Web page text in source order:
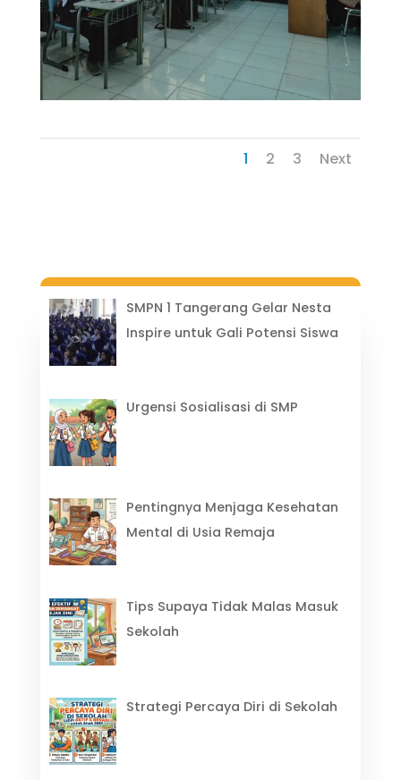
1 2 3 Next
SMPN 1 Tangerang Gelar Nesta
Inspire untuk Gali Potensi Siswa
Urgensi Sosialisasi di SMP
Pentingnya Menjaga Kesehatan
Mental di Usia Remaja
Tips Supaya Tidak Malas Masuk
Sekolah
Strategi Percaya Diri di Sekolah